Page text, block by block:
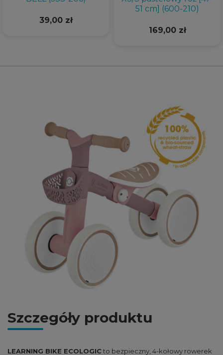
39,00 zł
51 cm] (600-210)
169,00 zł
Szczegóły produktu
LEARNING BIKE ECOLOGICto bezpieczny, 4-kołowy rowerek